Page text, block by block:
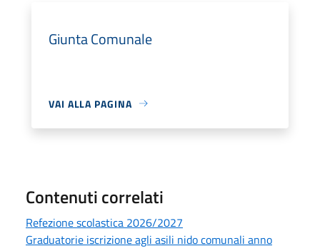
Giunta Comunale
VAI ALLA PAGINA
Contenuti correlati
Refezione scolastica 2026/2027
Graduatorie iscrizione agli asili nido comunali anno